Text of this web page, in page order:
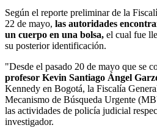
Según el reporte preliminar de la
22 de mayo, las autoridades
un cuerpo en una bolsa, el cual fue
su posterior identificación.
"Desde el pasado 20 de mayo que se
profesor Kevin Santiago Ángel
Kennedy en Bogotá, la Fiscalía
Mecanismo de Búsqueda Urgente
las actividades de policía judicial
investigador.